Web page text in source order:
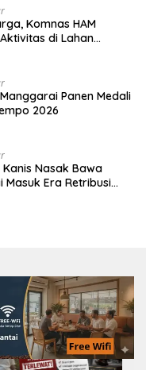
Komnas HAM
di Lahan
Panen Medali
2026
Nasak Bawa
Era Retribusi